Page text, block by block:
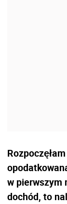
w pierwszym
dochód, to